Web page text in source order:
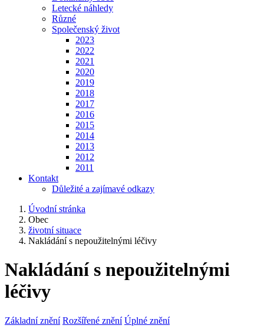
Letecké náhledy
Různé
Společenský život
2023
2022
2021
2020
2019
2018
2017
2016
2015
2014
2013
2012
2011
Kontakt
Důležité a zajímavé odkazy
Úvodní stránka
Obec
životní situace
Nakládání s nepoužitelnými léčivy
Nakládání s nepoužitelnými
léčivy
Základní znění Rozšířené znění Úplné znění